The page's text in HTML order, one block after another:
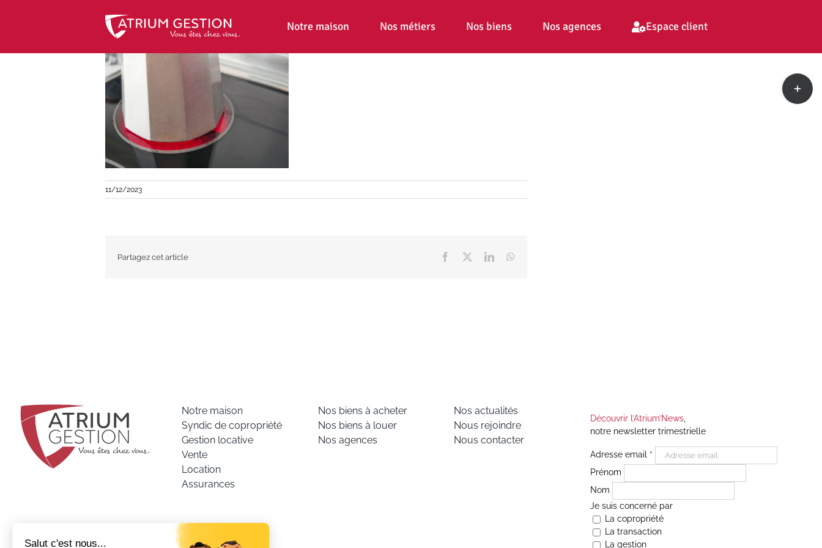
Notre maison Nos métiers Nos biens Nos agences Espace client
11/12/2023
Partagez cet article Facebook LinkedIn
Notre maison
Syndic de copropriété
Gestion locative
Vente
Location
Assurances
Nos biens à acheter
Nos biens à louer
Nos agences
Nos actualités
Nous rejoindre
Nous contacter
Découvrir l’Atrium’News,
notre newsletter trimestrielle
Adresse email *
Prénom
Nom
Je suis concerné par
La copropriété
La transaction
La gestion
Toggle
Sliding
Bar